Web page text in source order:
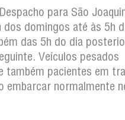
para São
dos domingos até às 5h
das 5h do dia
Veículos pesados
também pacientes em
embarcar normalmente